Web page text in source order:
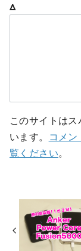
Δ
このサイトは
います。
コメ
覧ください。